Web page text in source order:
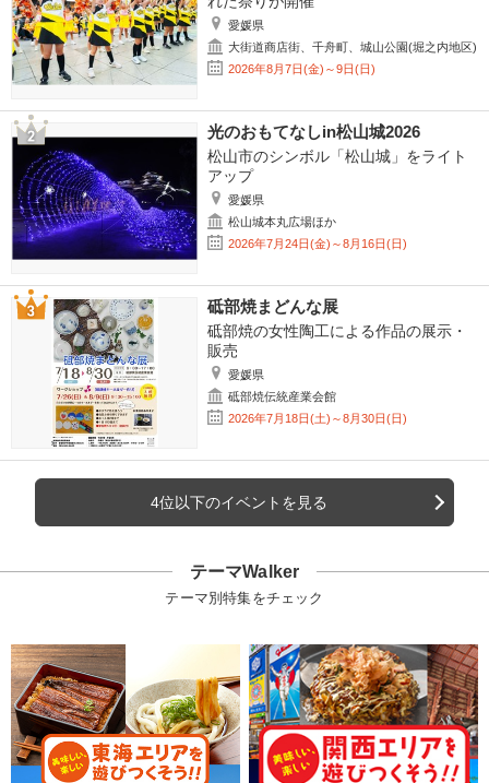
愛媛県
大街道商店街、千舟町、城山公園(堀之内地区)
2026年8月7日(金)～9日(日)
光のおもてなしin松山城2026
松山市のシンボル「松山城」をライト
アップ
愛媛県
松山城本丸広場ほか
2026年7月24日(金)～8月16日(日)
砥部焼まどんな展
砥部焼の女性陶工による作品の展示・
販売
愛媛県
砥部焼伝統産業会館
2026年7月18日(土)～8月30日(日)
4位以下のイベントを見る
テーマWalker
テーマ別特集をチェック